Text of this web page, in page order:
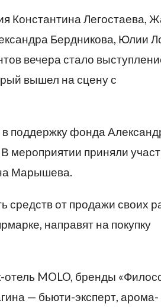
Константина Легостаева,
Бердникова, Юлии
вечера стало
вышел на сцену с
в поддержку фонда
мероприятии приняли
Марышева.
от продажи своих
направят на покупку
отель MOLO, бренды
— бьюти-эксперт, арома-